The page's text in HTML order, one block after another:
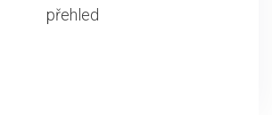
přehled